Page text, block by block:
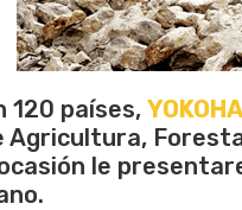
120 países,
Agricultura,
le